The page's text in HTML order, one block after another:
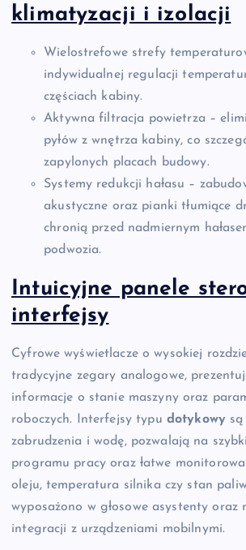
klimatyzacji i izolacji
Wielostrefowe strefy
indywidualnej regulacji
częściach kabiny.
Aktywna filtracja powietrza –
pyłów z wnętrza kabiny, co
zapylonych placach budowy.
Systemy redukcji hałasu –
akustyczne oraz pianki tłumiące
chronią przed nadmiernym
podwozia.
Intuicyjne panele
interfejsy
Cyfrowe wyświetlacze o wysokiej
tradycyjne zegary analogowe,
informacje o stanie maszyny oraz
roboczych. Interfejsy typu dotykowy
zabrudzenia i wodę, pozwalają na
programu pracy oraz łatwe
oleju, temperatura silnika czy stan
wyposażono w głosowe asystenty oraz
integracji z urządzeniami mobilnymi.